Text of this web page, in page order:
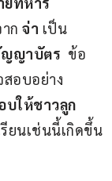
ก จ่า เป็น
ญาบัตร ข้อ
สอบอย่าง
บให้ชาวลูก
ยนเช่นนี้เกิดขึ้น